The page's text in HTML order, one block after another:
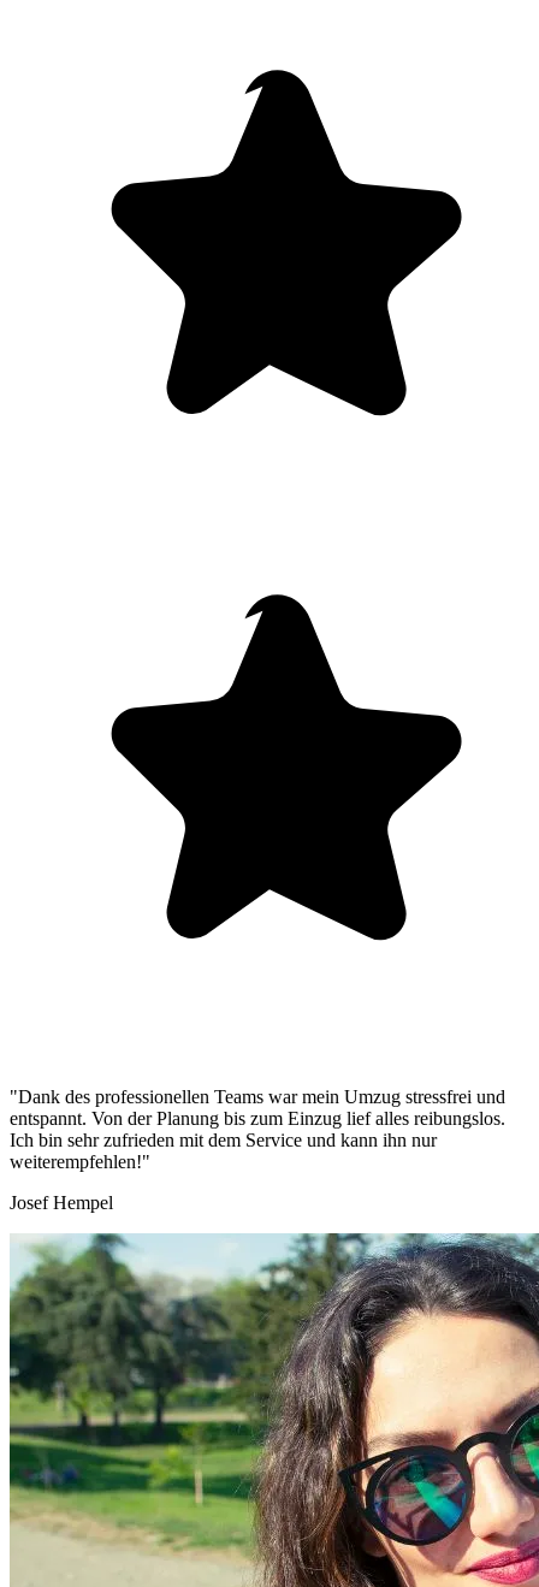
"Dank des professionellen Teams war mein Umzug stressfrei und
entspannt. Von der Planung bis zum Einzug lief alles reibungslos.
Ich bin sehr zufrieden mit dem Service und kann ihn nur
weiterempfehlen!"
Josef Hempel